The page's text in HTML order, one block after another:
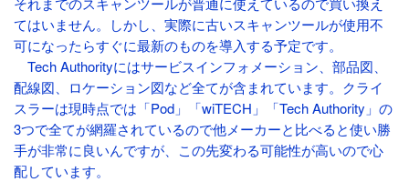
てはいません。しかし、実際に古いスキャンツールが使用不
可になったらすぐに最新のものを導入する予定です。
Tech Authorityにはサービスインフォメーション、部品図、
配線図、ロケーション図など全てが含まれています。クライ
スラーは現時点では「Pod」「wiTECH」「Tech Authority」の
3つで全てが網羅されているので他メーカーと比べると使い勝
手が非常に良いんですが、この先変わる可能性が高いので心
配しています。